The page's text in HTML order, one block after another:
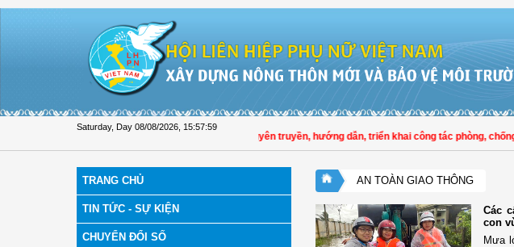
Saturday, Day 08/08/2026 15:57:59
Hội LHPN tỉnh Đồng Tháp tuyên truyền, hướng dẫn, triển khai công tác phòng, chống
TRANG CHỦ
TIN TỨC - SỰ KIỆN
CHUYỂN ĐỔI SỐ
AN TOÀN GIAO THÔNG
Các
con
Mưa